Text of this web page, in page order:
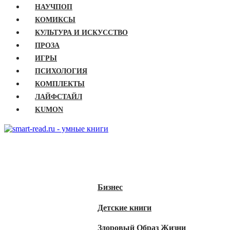
НАУЧПОП
КОМИКСЫ
КУЛЬТУРА И ИСКУССТВО
ПРОЗА
ИГРЫ
ПСИХОЛОГИЯ
КОМПЛЕКТЫ
ЛАЙФСТАЙЛ
KUMON
Бизнес
Детские книги
Здоровый Образ Жизни